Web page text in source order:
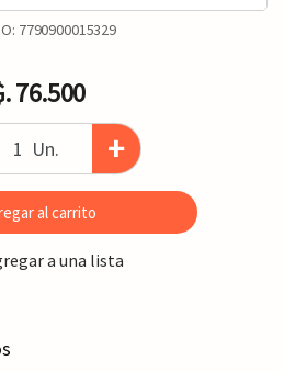
7790900015329
76.500
Un. +
al carrito
a una lista